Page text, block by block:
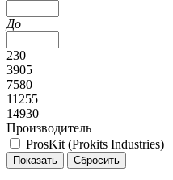
До
230
3905
7580
11255
14930
Производитель
ProsKit (Prokits Industries)